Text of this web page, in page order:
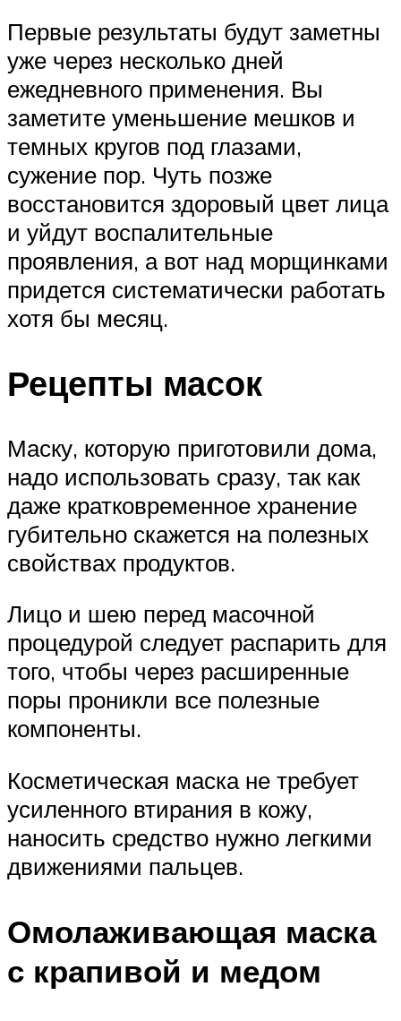
Первые результаты будут заметны
уже через несколько дней
ежедневного применения. Вы
заметите уменьшение мешков и
темных кругов под глазами,
сужение пор. Чуть позже
восстановится здоровый цвет лица
и уйдут воспалительные
проявления, а вот над морщинками
придется систематически работать
хотя бы месяц.
Рецепты масок
Маску, которую приготовили дома,
надо использовать сразу, так как
даже кратковременное хранение
губительно скажется на полезных
свойствах продуктов.
Лицо и шею перед масочной
процедурой следует распарить для
того, чтобы через расширенные
поры проникли все полезные
компоненты.
Косметическая маска не требует
усиленного втирания в кожу,
наносить средство нужно легкими
движениями пальцев.
Омолаживающая маска
с крапивой и медом